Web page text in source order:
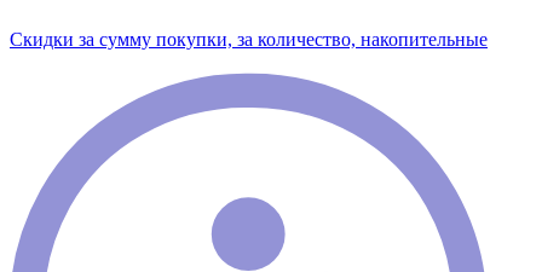
Скидки за сумму покупки, за количество, накопительные